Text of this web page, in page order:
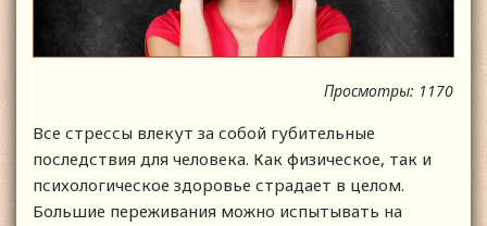
Просмотры: 1170
Все стрессы влекут за собой губительные
последствия для человека. Как физическое, так и
психологическое здоровье страдает в целом.
Большие переживания можно испытывать на